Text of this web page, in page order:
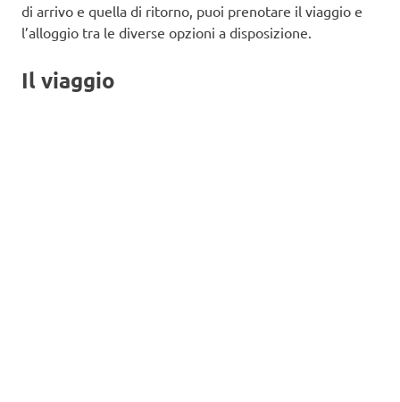
di arrivo e quella di ritorno, puoi prenotare il viaggio e
l’alloggio tra le diverse opzioni a disposizione.
Il viaggio